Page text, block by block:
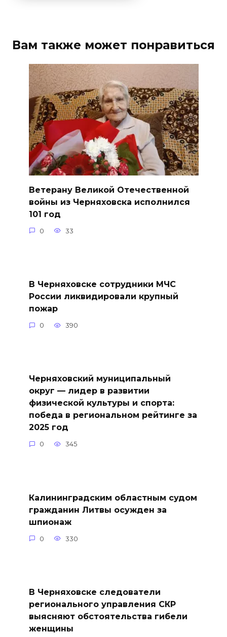
Вам также может понравиться
Ветерану Великой Отечественной
войны из Черняховска исполнился
101 год
0 33
В Черняховске сотрудники МЧС
России ликвидировали крупный
пожар
0 390
Черняховский муниципальный
округ — лидер в развитии
физической культуры и спорта:
победа в региональном рейтинге за
2025 год
0 345
Калининградским областным судом
гражданин Литвы осужден за
шпионаж
0 330
В Черняховске следователи
регионального управления СКР
выясняют обстоятельства гибели
женщины